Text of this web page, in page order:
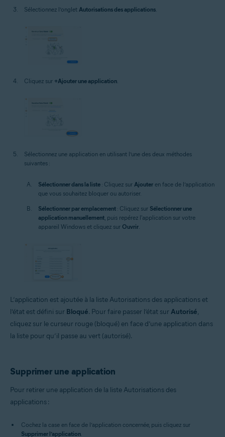
Sélectionnez l’onglet Autorisations des applications
Cliquez sur +Ajouter une application
Sélectionnez une application en utilisant l’une des deux méthodes
suivantes :
Sélectionner dans la liste : Cliquez sur Ajouter en face de l’application
que vous souhaitez bloquer ou autoriser.
Sélectionner par emplacement : Cliquez sur Sélectionner une
application manuellement , puis repérez l'application sur votre
appareil Windows et cliquez sur Ouvrir
L’application est ajoutée à la liste Autorisations des applications et
l’état est défini sur Bloqué. Pour faire passer l’état surAutorisé,
cliquez sur le curseur rouge (bloqué) en face d’une application dans
la liste pour qu’il passe au vert (autorisé).
Supprimer une application
Pour retirer une application de la liste Autorisations des
applications :
Cochez la case en face de l’application concernée, puis cliquez sur
Supprimer l’application